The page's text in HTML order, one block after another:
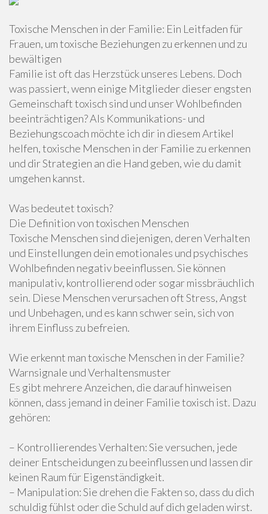
Toxische Menschen in der Familie: Ein Leitfaden für
Frauen, um toxische Beziehungen zu erkennen und zu
bewältigen
Familie ist oft das Herzstück unseres Lebens. Doch
was passiert, wenn einige Mitglieder dieser engsten
Gemeinschaft toxisch sind und unser Wohlbefinden
beeinträchtigen? Als Kommunikations- und
Beziehungscoach möchte ich dir in diesem Artikel
helfen, toxische Menschen in der Familie zu erkennen
und dir Strategien an die Hand geben, wie du damit
umgehen kannst.
Was bedeutet toxisch?
Die Definition von toxischen Menschen
Toxische Menschen sind diejenigen, deren Verhalten
und Einstellungen dein emotionales und psychisches
Wohlbefinden negativ beeinflussen. Sie können
manipulativ, kontrollierend oder sogar missbräuchlich
sein. Diese Menschen verursachen oft Stress, Angst
und Unbehagen, und es kann schwer sein, sich von
ihrem Einfluss zu befreien.
Wie erkennt man toxische Menschen in der Familie?
Warnsignale und Verhaltensmuster
Es gibt mehrere Anzeichen, die darauf hinweisen
können, dass jemand in deiner Familie toxisch ist. Dazu
gehören:
– Kontrollierendes Verhalten: Sie versuchen, jede
deiner Entscheidungen zu beeinflussen und lassen dir
keinen Raum für Eigenständigkeit.
– Manipulation: Sie drehen die Fakten so, dass du dich
schuldig fühlst oder die Schuld auf dich geladen wirst.